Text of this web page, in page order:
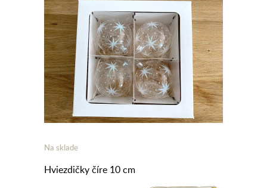
Na sklade
Hviezdičky číre 10 cm